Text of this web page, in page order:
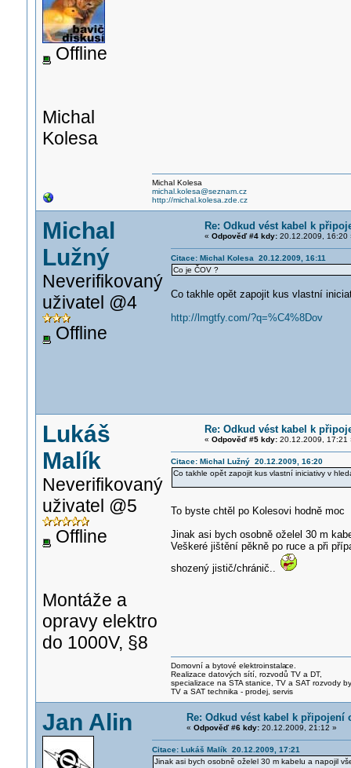
Offline
Michal
Kolesa
Michal Kolesa
michal.kolesa@seznam.cz
http://michal.kolesa.zde.cz
Michal
Lužný
Neverifikovaný
uživatel @4
Offline
Re: Odkud vést kabel k
« Odpověď #4 kdy:20.12.2009, 16:20
Citace: Michal Kolesa 20.12.2009, 16:11
Co je ČOV ?
Co takhle opět zapojit kus vlastní
http://lmgtfy.com/?q=%C4%8Dov
Lukáš
Malík
Neverifikovaný
uživatel @5
Offline
Montáže a
opravy elektro
do 1000V, §8
Re: Odkud vést kabel k
« Odpověď #5 kdy:20.12.2009, 17:21
Citace: Michal Lužný 20.12.2009, 16:20
Co takhle opět zapojit kus vlastní iniciativy v
To byste chtěl po Kolesovi hodně moc
Jinak asi bych osobně oželel 30 m
Veškeré jištění pěkně po ruce a při
shozený jistič/chránič..
Domovní a bytové elektroinstalace.
Realizace datových sítí, rozvodů TV a DT,
specializace na STA stanice, TV a SAT rozvody
TV a SAT technika - prodej, servis
Jan Alin Re: Odkud vést kabel k připojení
« Odpověď #6 kdy:20.12.2009, 21:12 »
Citace: Lukáš Malík 20.12.2009, 17:21
Jinak asi bych osobně oželel 30 m kabelu a napojil